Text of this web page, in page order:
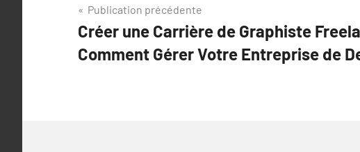
Navigation
de
l’article
Publication précédente
Créer une Carrière de Graphiste
Comment Gérer Votre Entreprise de